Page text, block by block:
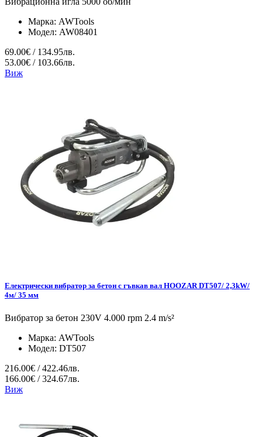
Марка: AWTools
Модел: AW08401
69.00€ / 134.95лв.
53.00€ / 103.66лв.
Виж
Електрически вибратор за бетон с гъвкав вал HOOZAR DT507/ 2,3kW/
4м/ 35 мм
Вибратор за бетон 230V 4.000 rpm 2.4 m/s²
Марка: AWTools
Модел: DT507
216.00€ / 422.46лв.
166.00€ / 324.67лв.
Виж